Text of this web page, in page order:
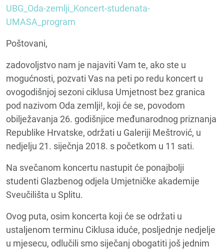
UBG_Oda-zemlji_Koncert-studenata-
UMASA_program
Poštovani,
zadovoljstvo nam je najaviti Vam te, ako ste u
mogućnosti, pozvati Vas na peti po redu koncert u
ovogodišnjoj sezoni ciklusa Umjetnost bez granica
pod nazivom Oda zemlji!, koji će se, povodom
obilježavanja 26. godišnjice međunarodnog priznanja
Republike Hrvatske, održati u Galeriji Meštrović, u
nedjelju 21. siječnja 2018. s početkom u 11 sati.
Na svečanom koncertu nastupit će ponajbolji
studenti Glazbenog odjela Umjetničke akademije
Sveučilišta u Splitu.
Ovog puta, osim koncerta koji će se održati u
ustaljenom terminu Ciklusa iduće, posljednje nedjelje
u mjesecu, odlučili smo siječanj obogatiti još jednim